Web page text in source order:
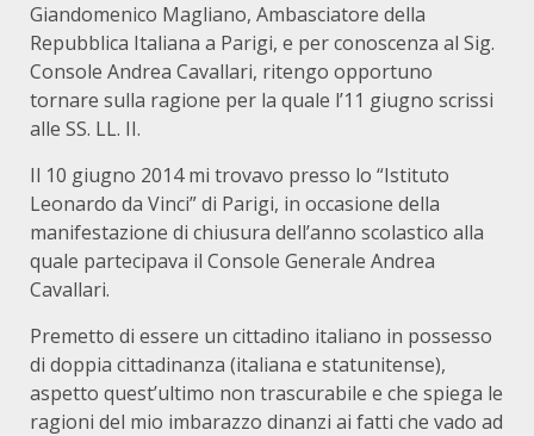
Giandomenico Magliano, Ambasciatore della
Repubblica Italiana a Parigi, e per conoscenza al Sig.
Console Andrea Cavallari, ritengo opportuno
tornare sulla ragione per la quale l’11 giugno scrissi
alle SS. LL. II.
Il 10 giugno 2014 mi trovavo presso lo “Istituto
Leonardo da Vinci” di Parigi, in occasione della
manifestazione di chiusura dell’anno scolastico alla
quale partecipava il Console Generale Andrea
Cavallari.
Premetto di essere un cittadino italiano in possesso
di doppia cittadinanza (italiana e statunitense),
aspetto quest’ultimo non trascurabile e che spiega le
ragioni del mio imbarazzo dinanzi ai fatti che vado ad